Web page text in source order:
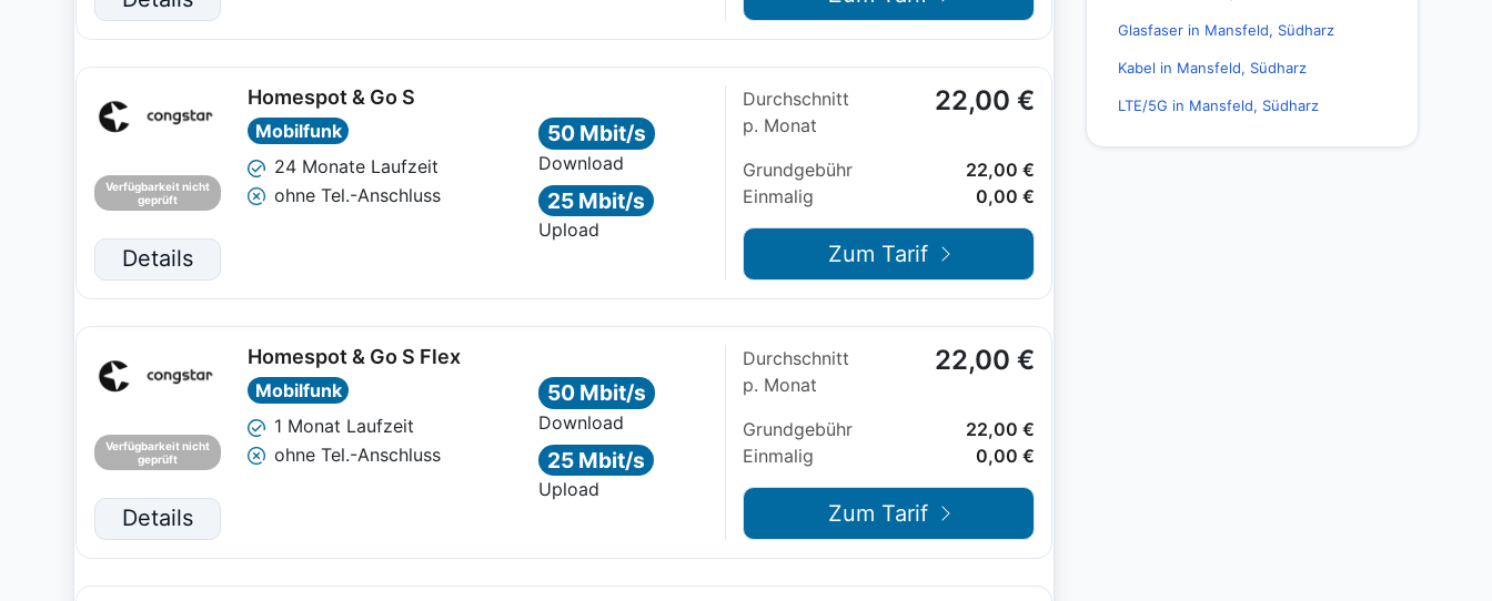
Glasfaser in Mansfeld, Südharz
Kabel in Mansfeld, Südharz
LTE/5G in Mansfeld, Südharz